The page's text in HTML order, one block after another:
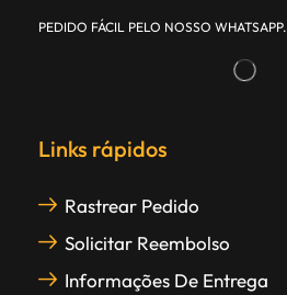
PEDIDO FÁCIL PELO NOSSO WHATSAPP.
Links rápidos
Rastrear Pedido
Solicitar Reembolso
Informações De Entrega